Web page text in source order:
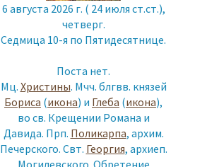
6 августа 2026 г. ( 24 июля ст.ст.),
четверг.
Седмица 10-я по Пятидесятнице.
Поста нет.
Мц. Христины. Мчч. блгвв. князей
Бориса (икона) и Глеба (икона),
во св. Крещении Романа и
Давида. Прп. Поликарпа, архим.
Печерского. Свт. Георгия, архиеп.
Могилевского. Обретение